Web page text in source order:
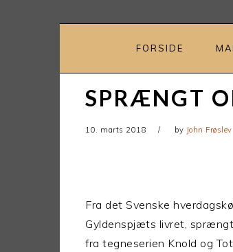
FORSIDE
SPRÆNGT
10. marts 2018 by John Frøslev
Fra det Svenske
Gyldenspjæts livret,
fra tegneserien Knold og